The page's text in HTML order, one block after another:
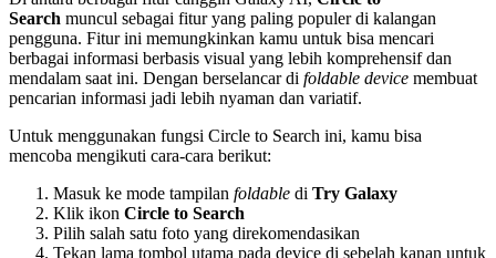
Search muncul sebagai fitur yang paling populer di kalangan
pengguna. Fitur ini memungkinkan kamu untuk bisa mencari
berbagai informasi berbasis visual yang lebih komprehensif dan
mendalam saat ini. Dengan berselancar di foldable device membuat
pencarian informasi jadi lebih nyaman dan variatif.
Untuk menggunakan fungsi Circle to Search ini, kamu bisa
mencoba mengikuti cara-cara berikut:
Masuk ke mode tampilan foldable di Try Galaxy
Klik ikon Circle to Search
Pilih salah satu foto yang direkomendasikan
Tekan lama tombol utama pada device di sebelah kanan untuk